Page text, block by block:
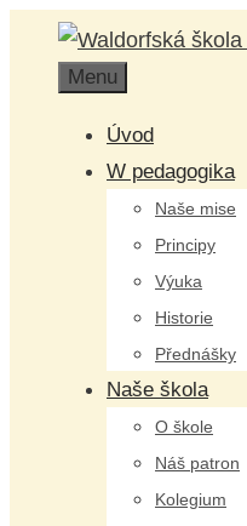
Přeskočit
obsah
Menu
Úvod
W pedagogika
Naše mise
Principy
Výuka
Historie
Přednášky
Naše škola
O škole
Náš patron
Kolegium